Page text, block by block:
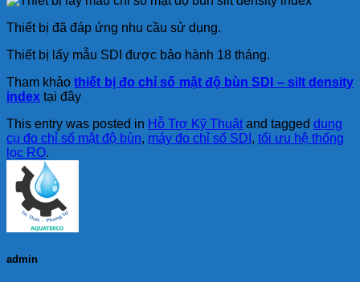
Thiết bị đã đáp ứng nhu cầu sử dụng.
Thiết bị lấy mẫu SDI được bảo hành 18 tháng.
Tham khảothiết bị đo chỉ số mật độ bùn SDI – silt density
index tại đây
This entry was posted in Hỗ Trợ Kỹ Thuật and tagged dụng
cụ đo chỉ số mật độ bùn, máy đo chỉ số SDI , tối ưu hệ thống
lọc RO.
admin